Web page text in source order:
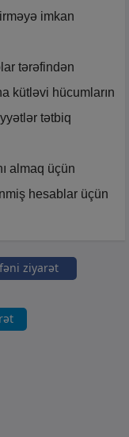
imkan
tərəfindən
kütləvi hücumların
tətbiq
almaq üçün
hesablar üçün
ziyarət